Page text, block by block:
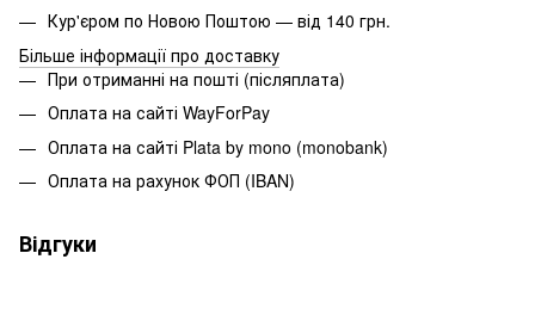
Кур'єром по Новою Поштою — від 140 грн.
Більше інформації про доставку
При отриманні на пошті (післяплата)
Оплата на сайті WayForPay
Оплата на сайті Plata by mono (monobank)
Оплата на рахунок ФОП (IBAN)
Відгуки